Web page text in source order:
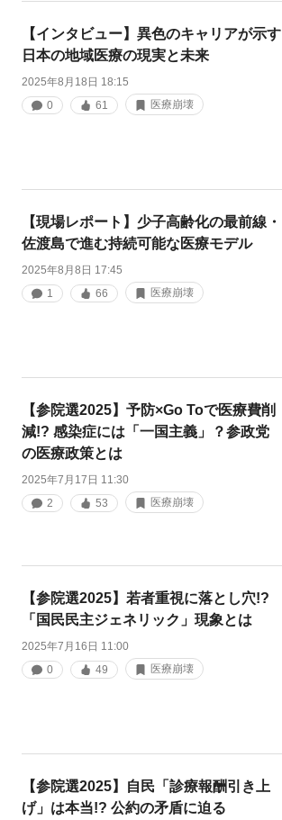
【インタビュー】異色のキャリアが示す
日本の地域医療の現実と未来
2025年8月18日 18:15
0
61 医療崩壊
【現場レポート】少子高齢化の最前線・
佐渡島で進む持続可能な医療モデル
2025年8月8日 17:45
1
66 医療崩壊
【参院選2025】予防×Go Toで医療費削
減!? 感染症には「一国主義」？参政党
の医療政策とは
2025年7月17日 11:30
2
53 医療崩壊
【参院選2025】若者重視に落とし穴!?
「国民民主ジェネリック」現象とは
2025年7月16日 11:00
0
49 医療崩壊
【参院選2025】自民「診療報酬引き上
げ」は本当!? 公約の矛盾に迫る